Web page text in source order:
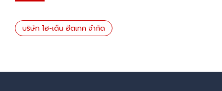
บริษัท ไฮ-เด็น ฮีตเทค จำกัด